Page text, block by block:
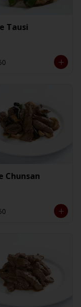
Tausi
Chunsan